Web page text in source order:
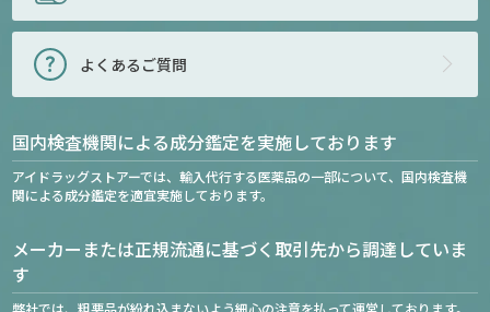
よくあるご質問
国内検査機関による成分鑑定を実施しております
アイドラッグストアーでは、輸入代行する医薬品の一部について、国内検査機
関による成分鑑定を適宜実施しております。
メーカーまたは正規流通に基づく取引先から調達していま
す
弊社では、粗悪品が紛れ込まないよう細心の注意を払って運営しております。